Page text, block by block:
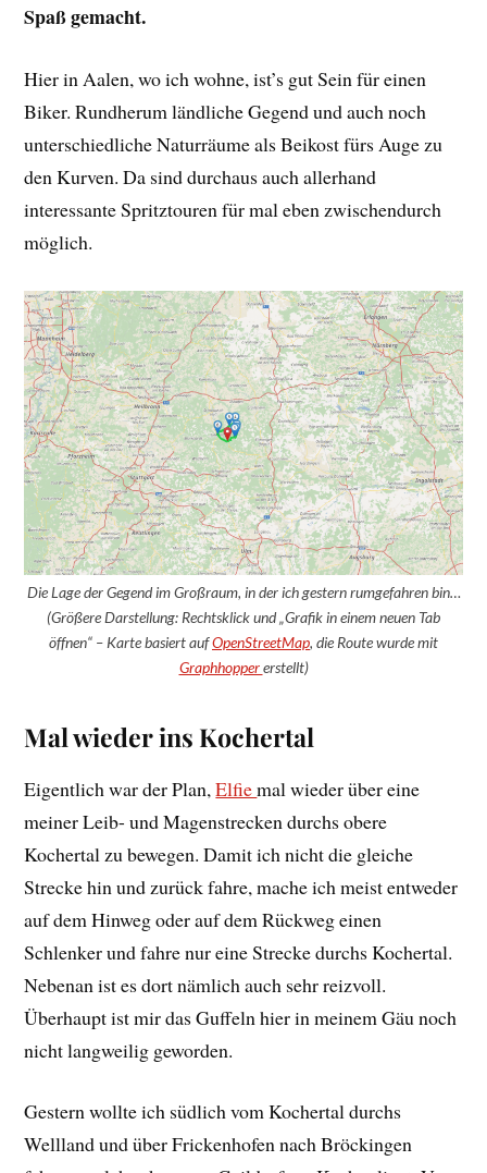
Spaß gemacht.
Hier in Aalen, wo ich wohne, ist’s gut Sein für einen
Biker. Rundherum ländliche Gegend und auch noch
unterschiedliche Naturräume als Beikost fürs Auge zu
den Kurven. Da sind durchaus auch allerhand
interessante Spritztouren für mal eben zwischendurch
möglich.
Die Lage der Gegend im Großraum, in der ich gestern rumgefahren bin…
(Größere Darstellung: Rechtsklick und „Grafik in einem neuen Tab
öffnen“ – Karte basiert aufOpenStreetMap, die Route wurde mit
Graphhoppererstellt)
Mal wieder ins Kochertal
Eigentlich war der Plan,Elfiemal wieder über eine
meiner Leib- und Magenstrecken durchs obere
Kochertal zu bewegen. Damit ich nicht die gleiche
Strecke hin und zurück fahre, mache ich meist entweder
auf dem Hinweg oder auf dem Rückweg einen
Schlenker und fahre nur eine Strecke durchs Kochertal.
Nebenan ist es dort nämlich auch sehr reizvoll.
Überhaupt ist mir das Guffeln hier in meinem Gäu noch
nicht langweilig geworden.
Gestern wollte ich südlich vom Kochertal durchs
Wellland und über Frickenhofen nach Bröckingen